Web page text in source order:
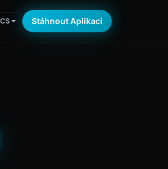
CS Stáhnout Aplikaci